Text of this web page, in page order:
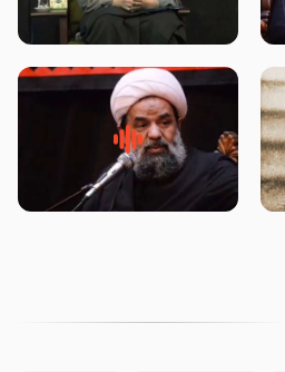
لقب حضرت رقیه سلام الله علیها به
چه معناست – حجت الاسلام علوی
سلام جوانی که امام حسین علیه
السلام خودش جوابش را دادند